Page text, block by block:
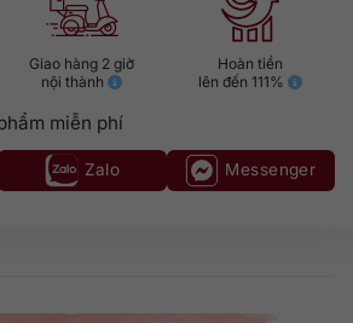
Giao hàng 2 giờ
nội thành
Hoàn tiền
lên đến 111%
miễn phí
Zalo Messenger